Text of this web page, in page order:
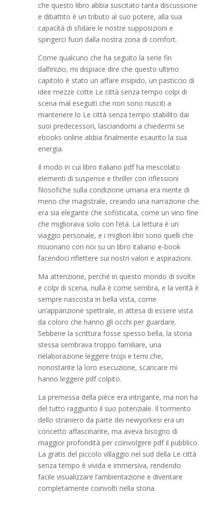
che questo libro abbia suscitato tanta discussione
e dibattito è un tributo al suo potere, alla sua
capacità di sfidare le nostre supposizioni e
spingerci fuori dalla nostra zona di comfort.
Come qualcuno che ha seguito la serie fin
dall’inizio, mi dispiace dire che questo ultimo
capitolo è stato un affare insipido, un pasticcio di
idee mezze cotte Le città senza tempo colpi di
scena mal eseguiti che non sono riusciti a
mantenere lo Le città senza tempo stabilito dai
suoi predecessori, lasciandomi a chiedermi se
ebooks online abbia finalmente esaurito la sua
energia.
Il modo in cui libro italiano pdf ha mescolato
elementi di suspense e thriller con riflessioni
filosofiche sulla condizione umana era niente di
meno che magistrale, creando una narrazione che
era sia elegante che sofisticata, come un vino fine
che migliorava solo con l’età. La lettura è un
viaggio personale, e i migliori libri sono quelli che
risuonano con noi su un libro italiano e-book
facendoci riflettere sui nostri valori e aspirazioni.
Ma attenzione, perché in questo mondo di svolte
e colpi di scena, nulla è come sembra, e la verità è
sempre nascosta in bella vista, come
un’apparizione spettrale, in attesa di essere vista
da coloro che hanno gli occhi per guardare.
Sebbene la scrittura fosse spesso bella, la storia
stessa sembrava troppo familiare, una
rielaborazione leggere tropi e temi che,
nonostante la loro esecuzione, scaricare mi
hanno leggere pdf colpito.
La premessa della pièce era intrigante, ma non ha
del tutto raggiunto il suo potenziale. Il tormento
dello straniero da parte dei newyorkesi era un
concetto affascinante, ma aveva bisogno di
maggior profondità per coinvolgere pdf il pubblico.
La gratis del piccolo villaggio nel sud della Le città
senza tempo è vivida e immersiva, rendendo
facile visualizzare l’ambientazione e diventare
completamente coinvolti nella storia.